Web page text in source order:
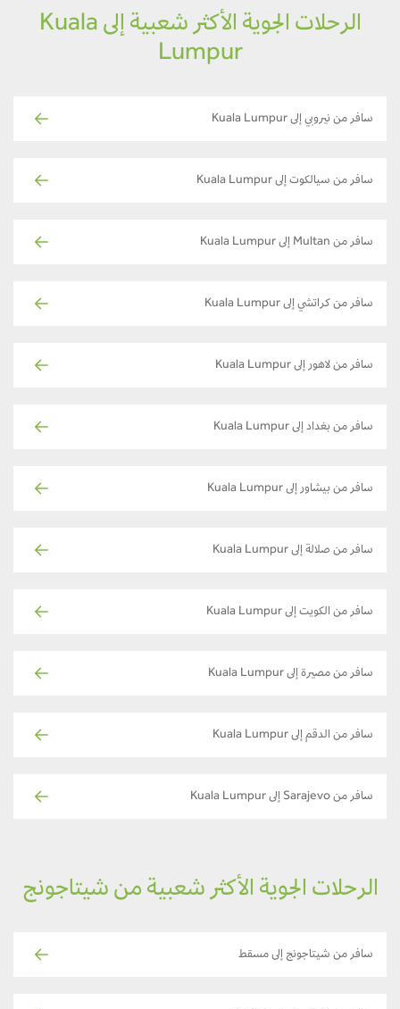
الرحلات الجوية الأكثر شعبية إلى Kuala
Lumpur
سافر من نيروبي إلى Kuala Lumpur
سافر من سيالكوت إلى Kuala Lumpur
سافر من Multan إلى Kuala Lumpur
سافر من كراتشي إلى Kuala Lumpur
سافر من لاهور إلى Kuala Lumpur
سافر من بغداد إلى Kuala Lumpur
سافر من بيشاور إلى Kuala Lumpur
سافر من صلالة إلى Kuala Lumpur
سافر من الكويت إلى Kuala Lumpur
سافر من مصيرة إلى Kuala Lumpur
سافر من الدقم إلى Kuala Lumpur
سافر من Sarajevo إلى Kuala Lumpur
الرحلات الجوية الأكثر شعبية من شيتاجونج
سافر من شيتاجونج إلى مسقط